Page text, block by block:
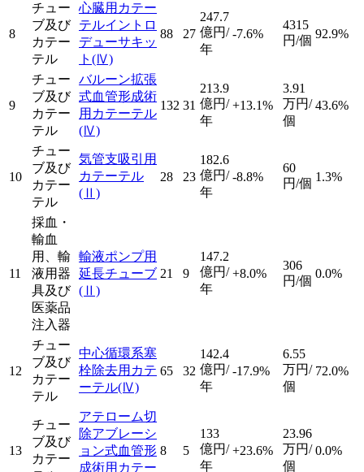
8
チュー
ブ及び
カテー
テル
心臓用カテー
テルイントロ
デューサキッ
ト (Ⅳ)
88 27
247.7
億円/
年
-7.6%
4315
円/個 92.9%
9
チュー
ブ及び
カテー
テル
バルーン拡張
式血管形成術
用カテーテル
(Ⅳ)
132 31
213.9
億円/
年
+13.1%
3.91
万円/
個
43.6%
10
チュー
ブ及び
カテー
テル
気管支吸引用
カテーテル
(Ⅱ)
28 23
182.6
億円/
年
-8.8%
60
円/個 1.3%
11
採血・
輸血
用、輸
液用器
具及び
医薬品
注入器
輸液ポンプ用
延長チューブ
(Ⅱ)
21 9
147.2
億円/
年
+8.0%
306
円/個
0.0%
12
チュー
ブ及び
カテー
テル
中心循環系塞
栓除去用カテ
ーテル(Ⅳ)
65 32
142.4
億円/
年
-17.9%
6.55
万円/
個
72.0%
13
チュー
ブ及び
カテー
アテローム切
除アブレーシ
ョン式血管形
成術用カテー
8 5
133
億円/
年
+23.6%
23.96
万円/
個
0.0%